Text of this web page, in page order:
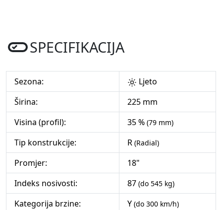
SPECIFIKACIJA
Sezona:
Ljeto
Širina:
225 mm
Visina (profil):
35 % (79 mm)
Tip konstrukcije: R (Radial)
Promjer:
18"
Indeks nosivosti:
87 (do 545 kg)
Kategorija brzine: Y (do 300 km/h)